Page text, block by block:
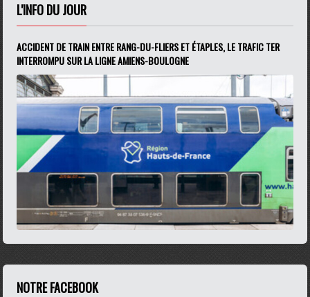
L'INFO DU JOUR
ACCIDENT DE TRAIN ENTRE RANG-DU-FLIERS ET ÉTAPLES, LE TRAFIC TER
INTERROMPU SUR LA LIGNE AMIENS-BOULOGNE
NOTRE FACEBOOK